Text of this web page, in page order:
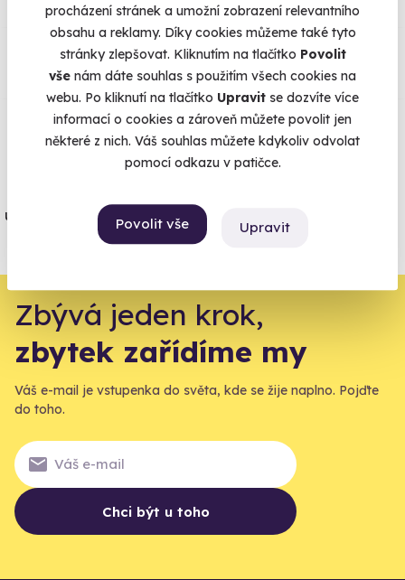
procházení stránek a umožní zobrazení relevantního
obsahu a reklamy. Díky cookies můžeme také tyto
stránky zlepšovat. Kliknutím na tlačítko Povolit
vše nám dáte souhlas s použitím všech cookies na
webu. Po kliknutí na tlačítko Upravit se dozvíte více
informací o cookies a zároveň můžete povolit jen
některé z nich. Váš souhlas můžete kdykoliv odvolat
pomocí odkazu v patičce.
Povolit vše Upravit
Co si o nás myslí
Zobraz ohlasy
Vše umíme pojistit
úrazové pojištění z nabídky zážitkových
agentur.
Zbývá jeden krok,
zbytek zařídíme my
Váš e-mail je vstupenka do světa, kde se žije naplno. Pojďte
do toho.
Chci být u toho